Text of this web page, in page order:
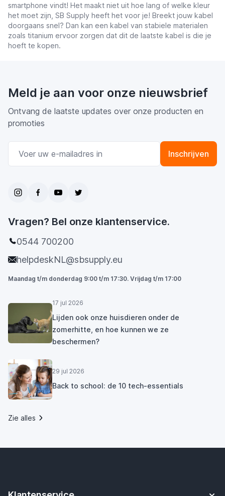
smartphone vindt! Het maakt niet uit hoe lang of welke kleur
het moet zijn, SB Supply heeft het voor je! Breekt jouw kabel
doorgaans snel? Dan kan een kabel van stabiele materialen
zoals titanium ervoor zorgen dat dit de laatste kabel is die je
hoeft te kopen.
Meld je aan voor onze nieuwsbrief
Ontvang de laatste updates over onze producten en
promoties
Inschrijven
Vragen? Bel onze klantenservice.
0544 700200
helpdeskNL@sbsupply.eu
Maandag t/m donderdag 9:00 t/m 17:30. Vrijdag t/m 17:00
17 jul 2026
Lijden ook onze huisdieren onder de
zomerhitte, en hoe kunnen we ze
beschermen?
29 jul 2026
Back to school: de 10 tech-essentials
Zie alles